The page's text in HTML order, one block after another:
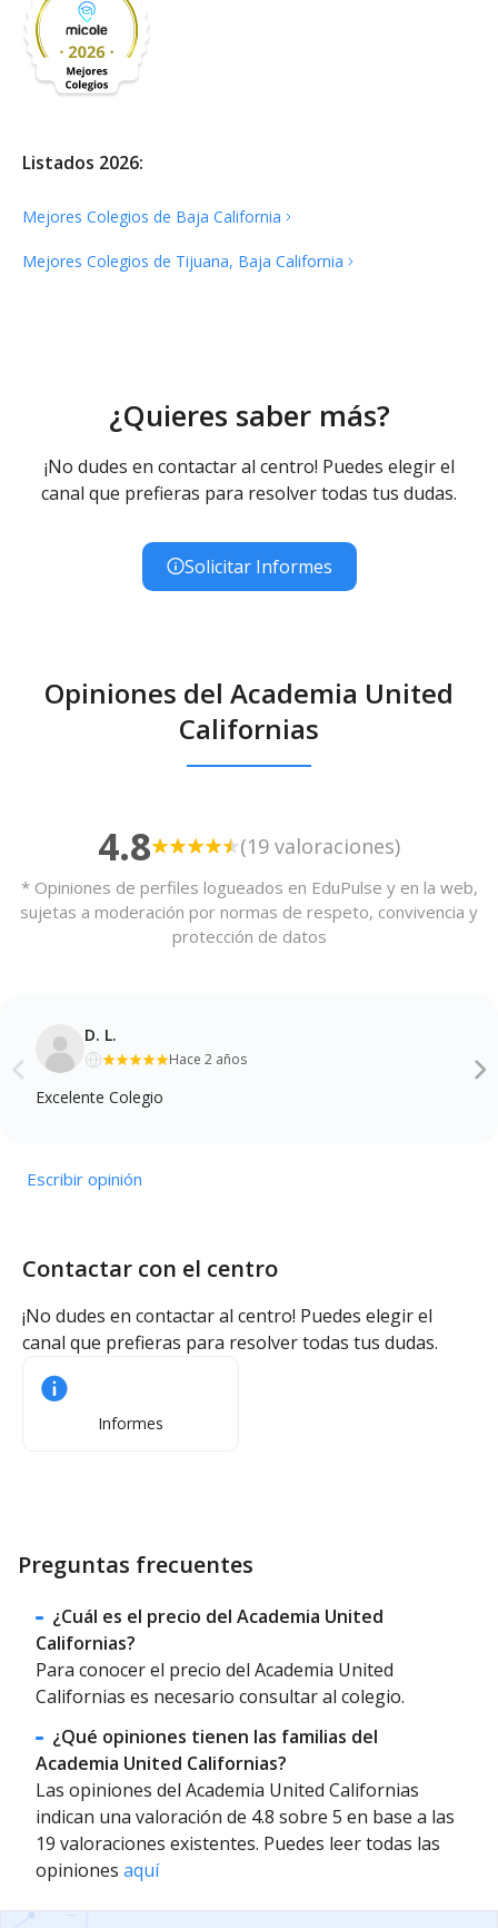
Listados 2026:
Mejores Colegios de Baja California
Mejores Colegios de Tijuana, Baja California
¿Quieres saber más?
¡No dudes en contactar al centro! Puedes elegir el
canal que prefieras para resolver todas tus dudas.
Solicitar Informes
Opiniones del Academia United
Californias
4.8 (19 valoraciones)
* Opiniones de perfiles logueados en EduPulse y en la web,
sujetas a moderación por normas de respeto, convivencia y
protección de datos
D. L.
Hace 2 años
Excelente Colegio
Escribir opinión
Contactar con el centro
¡No dudes en contactar al centro! Puedes elegir el
canal que prefieras para resolver todas tus dudas.
Informes
Preguntas frecuentes
¿Cuál es el precio del Academia United
Californias?
Para conocer el precio del Academia United
Californias es necesario consultar al colegio.
¿Qué opiniones tienen las familias del
Academia United Californias?
Las opiniones del Academia United Californias
indican una valoración de 4.8 sobre 5 en base a las
19 valoraciones existentes. Puedes leer todas las
opiniones aquí